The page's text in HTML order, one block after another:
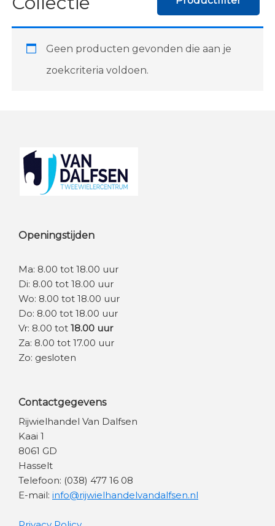
Geen producten gevonden die aan je
zoekcriteria voldoen.
Footer
Openingstijden
Ma: 8.00 tot 18.00 uur
Di: 8.00 tot 18.00 uur
Wo: 8.00 tot 18.00 uur
Do: 8.00 tot 18.00 uur
Vr: 8.00 tot 18.00 uur
Za: 8.00 tot 17.00 uur
Zo: gesloten
Contactgegevens
Rijwielhandel Van Dalfsen
Kaai 1
8061 GD
Hasselt
Telefoon: (038) 477 16 08
E-mail: info@rijwielhandelvandalfsen.nl